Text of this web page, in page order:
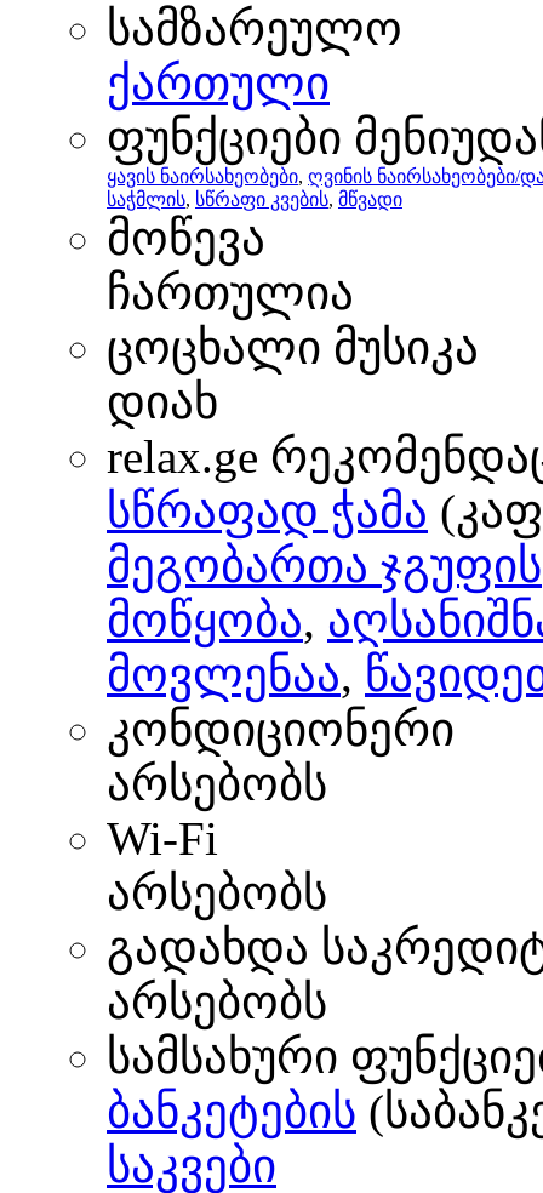
სამზარეულო
ქართული
ფუნქციები
ყავის ნაირსახეობები, ღვინის ნაირსახეობები/
საჭმლის, სწრაფი კვების, მწვადი
მოწევა
ჩართულია
ცოცხალი მუსიკა
დიახ
relax.ge
სწრაფად ჭამა
მეგობართა ჯგუფის
მოწყობა,
მოვლენაა,
კონდიციონერი
არსებობს
Wi-Fi
არსებობს
გადახდა
არსებობს
სამსახური
ბანკეტების
საკვები